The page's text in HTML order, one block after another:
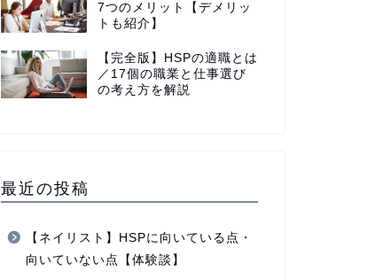
7つのメリット【デメリッ
トも紹介】
【完全版】HSPの適職とは
／17個の職業と仕事選び
の考え方を解説
最近の投稿
【ネイリスト】HSPに向いている点・
向いていない点【体験談】